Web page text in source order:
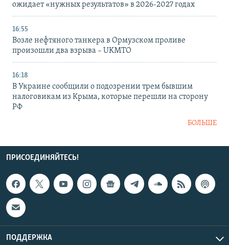
ожидает «нужных результатов» в 2026-2027 годах
16:55
Возле нефтяного танкера в Ормузском проливе
произошли два взрыва – UKMTO
16:18
В Украине сообщили о подозрении трем бывшим
налоговикам из Крыма, которые перешли на сторону
РФ
БОЛЬШЕ
ПРИСОЕДИНЯЙТЕСЬ!
ПОДДЕРЖКА